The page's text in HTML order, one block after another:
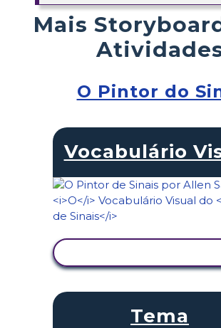
Mais
O Pintor do
Vocabulário
Tema